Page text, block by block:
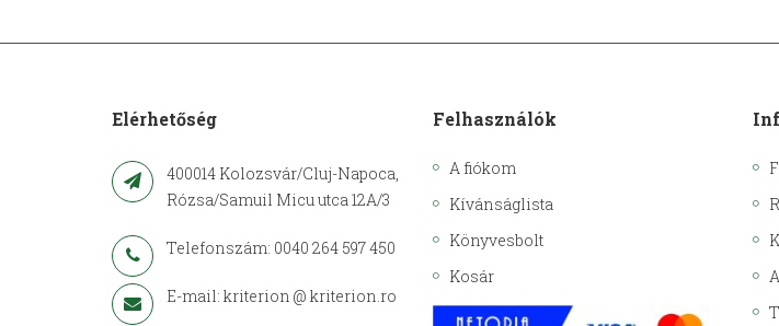
Elérhetőség
400014 Kolozsvár/Cluj-Napoca,
Rózsa/Samuil Micu utca 12A/3
Telefonszám: 0040 264 597 450
E-mail: kriterion @ kriterion.ro
Felhasználók
A fiókom
Kívánságlista
Könyvesbolt
Kosár